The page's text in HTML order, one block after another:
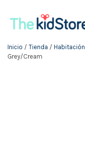
Inicio / Tienda / Habitación
Grey/Cream